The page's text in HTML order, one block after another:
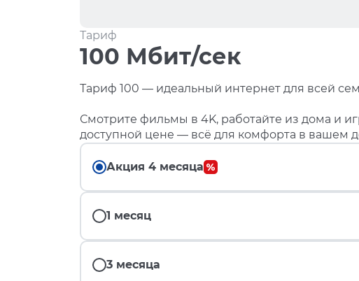
Тариф
100 Мбит/сек
Тариф 100 — идеальный интернет для всей
Смотрите фильмы в 4K, работайте из дома и
доступной цене — всё для комфорта в вашем
Акция 4 месяца
1 месяц
3 месяца